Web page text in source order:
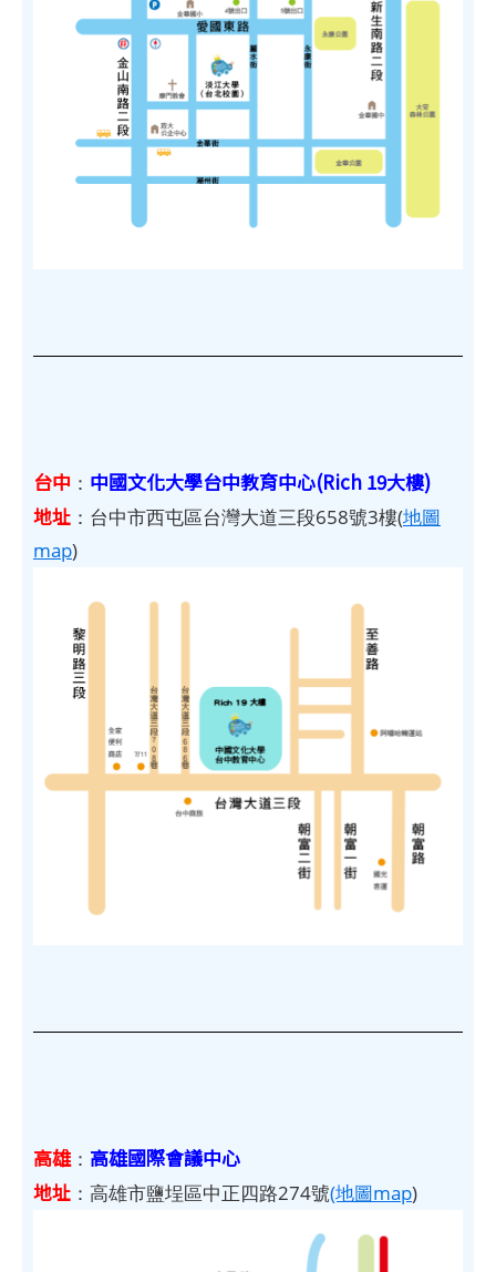
台中 ： 中國文化大學台中教育中心(Rich 19大樓)
地址 ：台中市西屯區台灣大道三段658號3樓(地圖
map)
高雄： 高雄國際會議中心
地址 ：高雄市鹽埕區中正四路274號(地圖map)